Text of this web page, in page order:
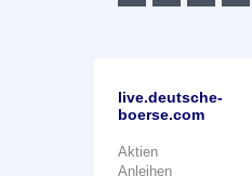
live.deutsche-
boerse.com
Aktien
Anleihen